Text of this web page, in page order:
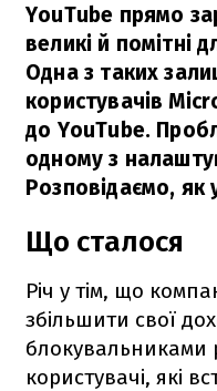
YouTube прямо
великі й помітні
Одна з таких
користувачів
до YouTube.
одному з
Розповідаємо, як
Що сталося
Річ у тім, що
збільшити свої
блокувальниками
користувачі, які